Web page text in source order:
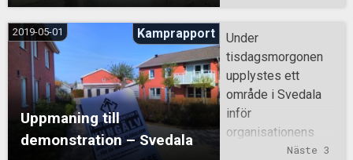
Uppmaning till
demonstration – Svedala
2019-05-01 Kamprapport
Under
tisdagsmorgonen
upplystes ett
område i Svedala
inför
organisationens
demonstration i
Näste 3